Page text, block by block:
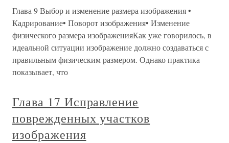
Глава 9 Выбор и изменение размера изображения •
Кадрирование• Поворот изображения• Изменение
физического размера изображенияКак уже говорилось, в
идеальной ситуации изображение должно создаваться с
правильным физическим размером. Однако практика
показывает, что
Глава 17 Исправление
поврежденных участков
изображения